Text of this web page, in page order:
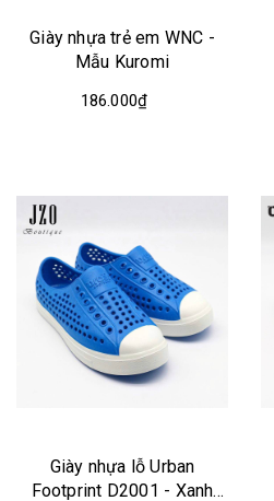
Giày nhựa trẻ em WNC -
Mẫu Kuromi
186.000₫
Giày nhựa lỗ Urban
Footprint D2001 - Xanh